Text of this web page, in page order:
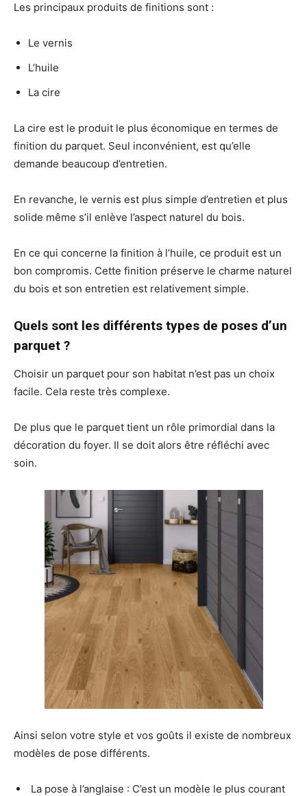
Les principaux produits de finitions sont :
Le vernis
L’huile
La cire
La cire est le produit le plus économique en termes de
finition du parquet. Seul inconvénient, est qu’elle
demande beaucoup d’entretien.
En revanche, le vernis est plus simple d’entretien et plus
solide même s’il enlève l’aspect naturel du bois.
En ce qui concerne la finition à l’huile, ce produit est un
bon compromis. Cette finition préserve le charme naturel
du bois et son entretien est relativement simple.
Quels sont les différents types de poses d’un
parquet ?
Choisir un parquet pour son habitat n’est pas un choix
facile. Cela reste très complexe.
De plus que le parquet tient un rôle primordial dans la
décoration du foyer. Il se doit alors être réfléchi avec
soin.
Ainsi selon votre style et vos goûts il existe de nombreux
modèles de pose différents.
La pose à l’anglaise : C’est un modèle le plus courant